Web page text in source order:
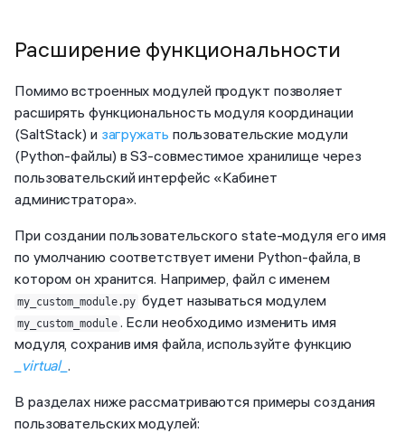
Расширение функциональности
Помимо встроенных модулей продукт позволяет
расширять функциональность модуля координации
(SaltStack) и загружать пользовательские модули
(Python-файлы) в S3-совместимое хранилище через
пользовательский интерфейс «Кабинет
администратора».
При создании пользовательского state-модуля его имя
по умолчанию соответствует имени Python-файла, в
котором он хранится. Например, файл с именем
my_custom_module.py будет называться модулем
my_custom_module . Если необходимо изменить имя
модуля, сохранив имя файла, используйте функцию
_virtual_.
В разделах ниже рассматриваются примеры создания
пользовательских модулей: